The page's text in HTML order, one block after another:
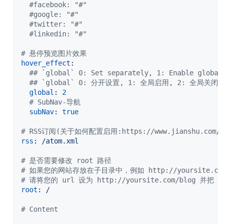
#facebook: "#"
#google: "#"
#twitter: "#"
#linkedin: "#"
# 悬停预览图片效果
hover_effect :
## `global` 0: Set separately, 1: Enable global
## `global` 0: 分开设置, 1: 全局启用, 2: 全局关闭
global : 2
# SubNav-导航
subNav: true
# RSS订阅(关于如何配置启用:https://www.jianshu.com/p/
rss : /atom.xml
# 是否需要修改 root 路径
# 如果您的网站存放在子目录中，例如 http://
# 请将您的 url 设为 http://yoursite.com/blog 并把 /
root : /
# Content